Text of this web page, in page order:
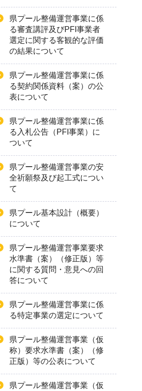
県プール整備運営事業に係
る審査講評及びPFI事業者
選定に関する客観的な評価
の結果について
県プール整備運営事業に係
る契約関係資料（案）の公
表について
県プール整備運営事業に係
る入札公告（PFI事業）に
ついて
県プール整備運営事業の安
全祈願祭及び起工式につい
て
県プール基本設計（概要）
について
県プール整備運営事業要求
水準書（案）（修正版）等
に関する質問・意見への回
答について
県プール整備運営事業に係
る特定事業の選定について
県プール整備運営事業（仮
称）要求水準書（案）（修
正版）等の公表について
県プール整備運営事業（仮